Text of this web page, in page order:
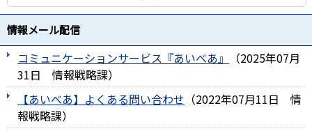
情報メール配信
コミュニケーションサービス『あいべあ』 （2025年07月
31日
情報戦略課）
【あいべあ】よくある問い合わせ （2022年07月11日
情
報戦略課）